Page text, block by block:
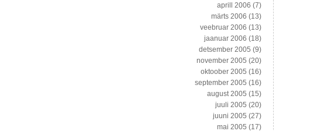
aprill 2006 (7)
märts 2006 (13)
veebruar 2006 (13)
jaanuar 2006 (18)
detsember 2005 (9)
november 2005 (20)
oktoober 2005 (16)
september 2005 (16)
august 2005 (15)
juuli 2005 (20)
juuni 2005 (27)
mai 2005 (17)